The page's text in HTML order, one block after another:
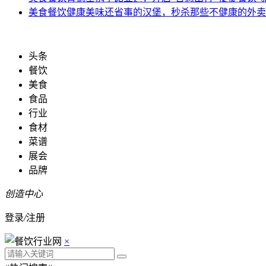
美食餐饮健康美味还省事的汉堡，秒杀那些不健康的外
头条
餐饮
美食
食品
行业
食材
菜谱
展会
品牌
创造中心
登录/注册
×